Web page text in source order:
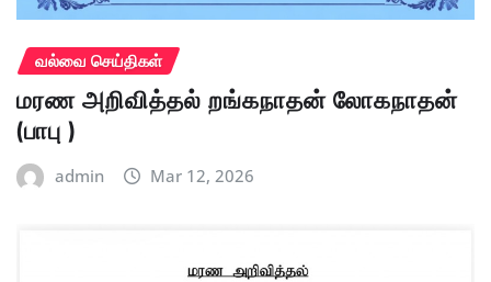
வல்வை செய்திகள்
மரண அறிவித்தல் றங்கநாதன் லோகநாதன்
(பாபு )
admin Mar 12, 2026